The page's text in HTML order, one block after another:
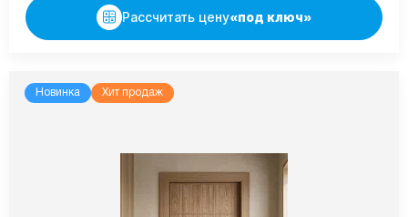
Рассчитать цену«под ключ»
Новинка Хит продаж